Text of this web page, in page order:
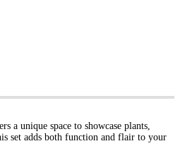
a unique space to showcase plants,
set adds both function and flair to your